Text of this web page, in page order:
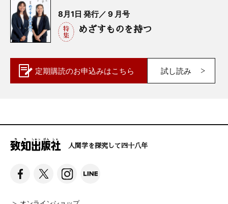
8月1日 発行／ 9 月号
めざすものを持つ
定期購読のお申込みはこちら 試し読み
人間学を探究して四十八年